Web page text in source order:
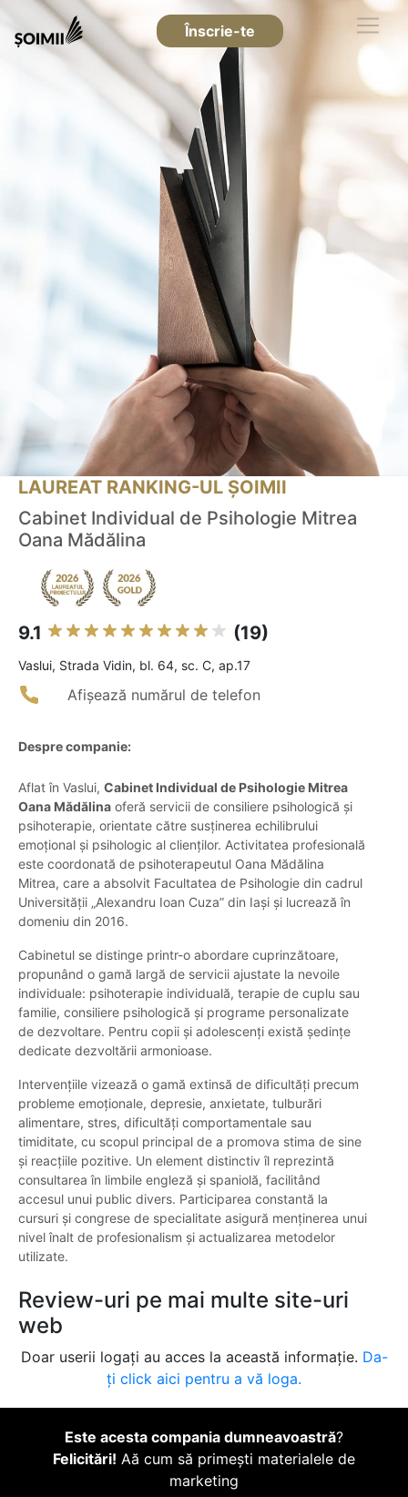
Înscrie-te
LAUREAT RANKING-UL ȘOIMII
Cabinet Individual de Psihologie Mitrea
Oana Mădălina
9.1 (19)
Vaslui, Strada Vidin, bl. 64, sc. C, ap.17
Afișează numărul de telefon
Despre companie:
Aflat în Vaslui, Cabinet Individual de Psihologie Mitrea
Oana Mădălina oferă servicii de consiliere psihologică și
psihoterapie, orientate către susținerea echilibrului
emoțional și psihologic al clienților. Activitatea profesională
este coordonată de psihoterapeutul Oana Mădălina
Mitrea, care a absolvit Facultatea de Psihologie din cadrul
Universității „Alexandru Ioan Cuza” din Iași și lucrează în
domeniu din 2016.
Cabinetul se distinge printr-o abordare cuprinzătoare,
propunând o gamă largă de servicii ajustate la nevoile
individuale: psihoterapie individuală, terapie de cuplu sau
familie, consiliere psihologică și programe personalizate
de dezvoltare. Pentru copii și adolescenți există ședințe
dedicate dezvoltării armonioase.
Intervențiile vizează o gamă extinsă de dificultăți precum
probleme emoționale, depresie, anxietate, tulburări
alimentare, stres, dificultăți comportamentale sau
timiditate, cu scopul principal de a promova stima de sine
și reacțiile pozitive. Un element distinctiv îl reprezintă
consultarea în limbile engleză și spaniolă, facilitând
accesul unui public divers. Participarea constantă la
cursuri și congrese de specialitate asigură menținerea unui
nivel înalt de profesionalism și actualizarea metodelor
utilizate.
Review-uri pe mai multe site-uri
web
Doar userii logați au acces la această informație. Da-
ți click aici pentru a vă loga.
Este acesta compania dumneavoastră?
Felicitări! Aă cum să primești materialele de
marketing